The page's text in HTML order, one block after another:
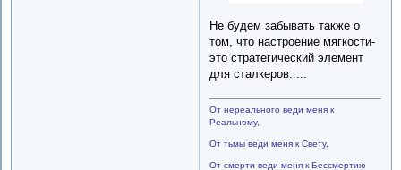
Не будем забывать также о
том, что настроение мягкости-
это стратегический элемент
для сталкеров.....
От нереального веди меня к
Реальному,
От тьмы веди меня к Свету,
От смерти веди меня к Бессмертию